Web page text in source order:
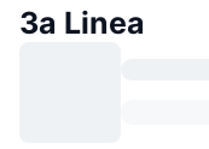
За Linea